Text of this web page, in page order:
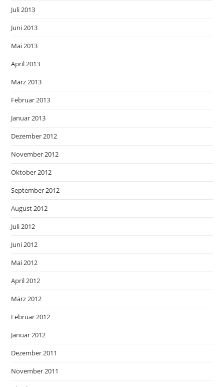
Juli 2013
Juni 2013
Mai 2013
April 2013
März 2013
Februar 2013
Januar 2013
Dezember 2012
November 2012
Oktober 2012
September 2012
August 2012
Juli 2012
Juni 2012
Mai 2012
April 2012
März 2012
Februar 2012
Januar 2012
Dezember 2011
November 2011